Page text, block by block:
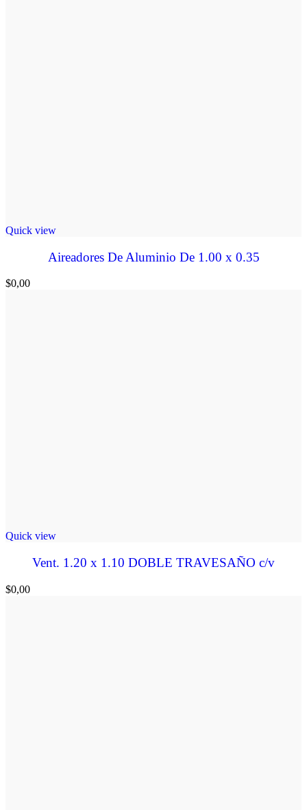
Quick view
Aireadores De Aluminio De 1.00 x 0.35
$0,00
Quick view
Vent. 1.20 x 1.10 DOBLE TRAVESAÑO c/v
$0,00